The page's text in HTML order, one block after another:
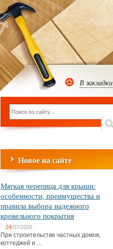
В закладки
Новое на сайте
Мягкая черепица для крыши:
особенности, преимущества и
правила выбора надежного
кровельного покрытия
24/07/2026
При строительстве частных домов,
коттеджей и ...